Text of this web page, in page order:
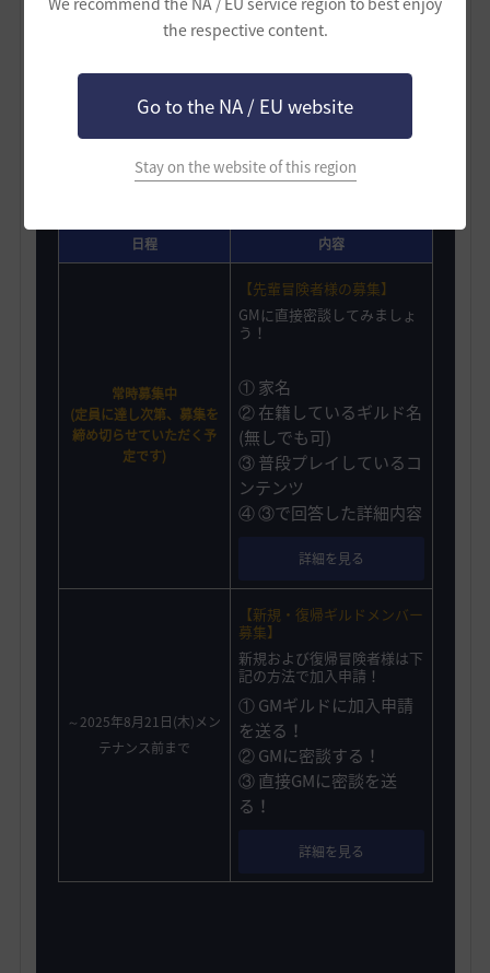
the respective content.
Go to the NA / EU website
Stay on the website of this region
う✨
GMギルドに参加する方法
日程 内容
常時募集中
(定員に達し次第、募集を
締め切らせていただく予
定です)
【先輩冒険者様の募集】
GMに直接密談してみましょ
う！
① 家名
② 在籍しているギルド名
(無しでも可)
③ 普段プレイしているコ
ンテンツ
④ ③で回答した詳細内容
詳細を見る
～2025年8月21日(木)メン
テナンス前まで
【新規・復帰ギルドメンバー
募集】
新規および復帰冒険者様は下
記の方法で加入申請！
① GMギルドに加入申請
を送る！
② GMに密談する！
③ 直接GMに密談を送
る！
詳細を見る